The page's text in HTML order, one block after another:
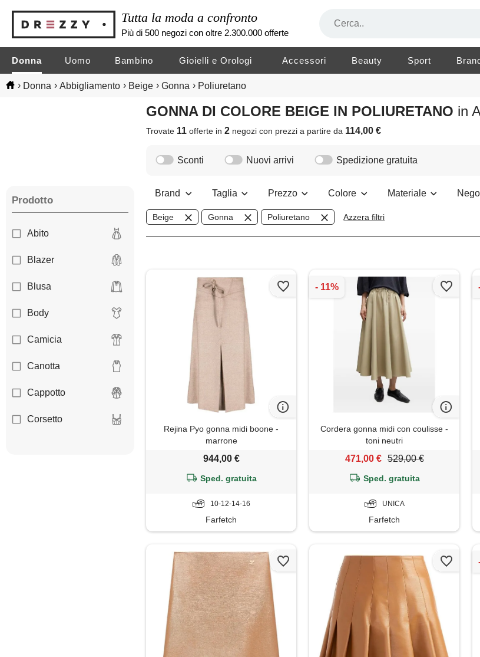
Tutta la moda a confronto
Più di 500 negozi con oltre 2.300.000 offerte
Donna Uomo Bambino Gioielli e Orologi Accessori Beauty Sport
› Donna › Abbigliamento › Beige › Gonna › Poliuretano
GONNA DI COLORE BEIGE IN POLIURETANO in
Trovate 11 offerte in2 negozicon prezzi a partire da 114,00 €
Prodotto
Abito
Blazer
Blusa
Body
Camicia
Canotta
Cappotto
Corsetto
Sconti Nuovi arrivi Spedizione gratuita
Brand Taglia Prezzo Colore Materiale
Beige Gonna Poliuretano Azzera filtri
Rejina Pyo gonna midi boone -
marrone
944,00 €
Sped. gratuita
10-12-14-16
Farfetch
Cordera gonna midi con coulisse -
toni neutri
471,00 € 529,00 €
Sped. gratuita
UNICA
Farfetch